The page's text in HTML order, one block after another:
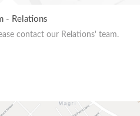
- Relations
contact our Relations' team.